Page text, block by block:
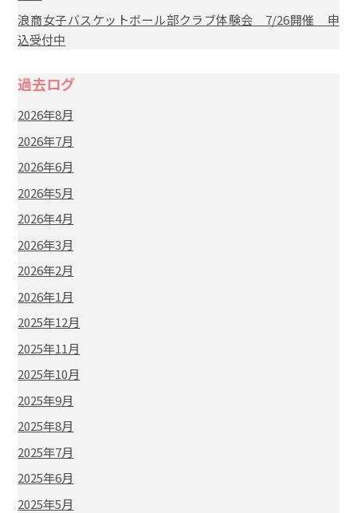
浪商女子バスケットボール部クラブ体験会 7/26開催 申
込受付中
過去ログ
2026年8月
2026年7月
2026年6月
2026年5月
2026年4月
2026年3月
2026年2月
2026年1月
2025年12月
2025年11月
2025年10月
2025年9月
2025年8月
2025年7月
2025年6月
2025年5月